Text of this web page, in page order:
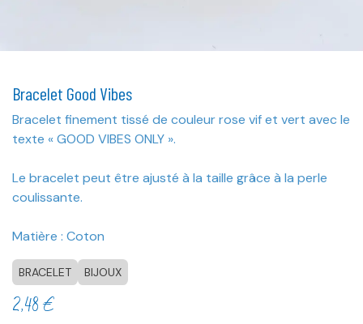
Bracelet Good Vibes
Bracelet finement tissé de couleur rose vif et vert avec le
texte « GOOD VIBES ONLY ».
Le bracelet peut être ajusté à la taille grâce à la perle
coulissante.
Matière : Coton
BRACELET BIJOUX
2,48€